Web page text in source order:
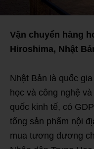
Vận chuyển hàng
Hiroshima, Nhật
Nhật Bản là quốc
học và công nghệ
quốc kinh tế, có
tổng sản phẩm nội
mua tương đương